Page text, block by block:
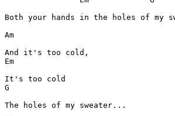
Both your hands in the holes of my
Am
Em
G